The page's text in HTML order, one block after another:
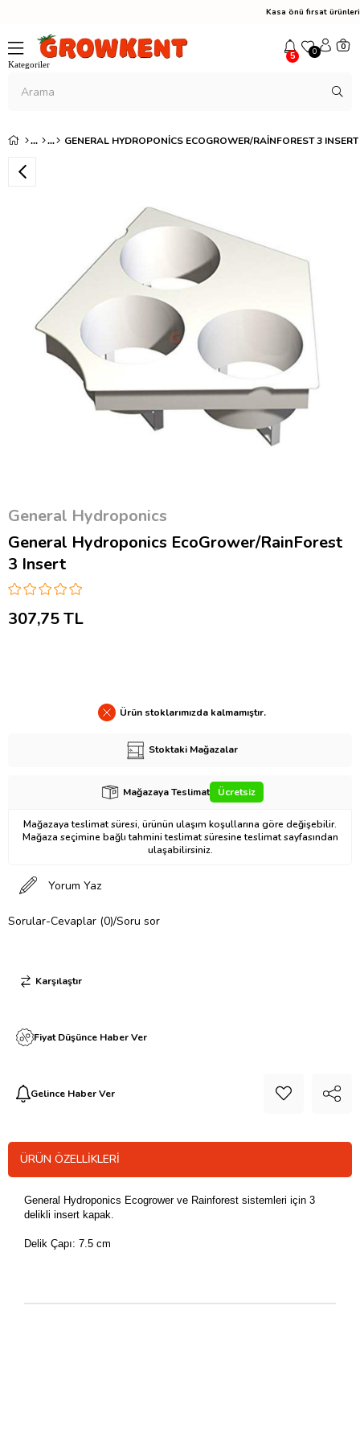
Kasa önü fırsat
5 0 0
GENERAL HYDROPONICS ECOGROWER/RAINFOREST 3 INSERT
General Hydroponics
General Hydroponics EcoGrower/RainForest
3 Insert
307,75 TL
Ürün stoklarımızda kalmamıştır.
Stoktaki Mağazalar
Mağazaya Teslimat Ücretsiz
Mağazaya teslimat süresi, ürünün ulaşım koşullarına göre değişebilir.
Mağaza seçimine bağlı tahmini teslimat süresine teslimat sayfasından
ulaşabilirsiniz.
Yorum Yaz
Sorular-Cevaplar (0)/Soru sor
Karşılaştır
Fiyat Düşünce Haber Ver
Gelince Haber Ver
ÜRÜN ÖZELLIKLERI
General Hydroponics Ecogrower ve Rainforest sistemleri için 3
delikli insert kapak.
Delik Çapı: 7.5 cm